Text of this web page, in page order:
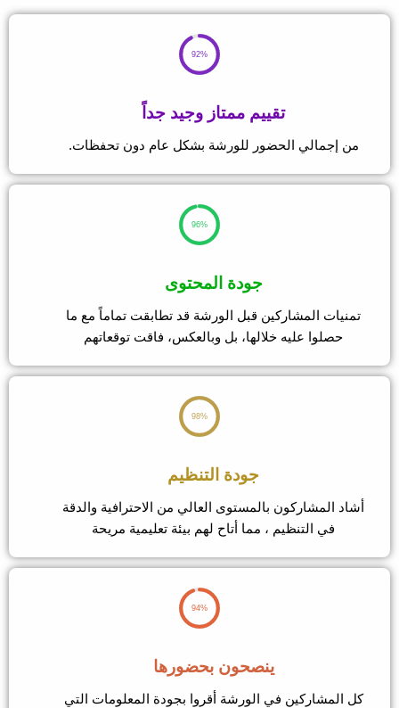
تقييم ممتاز وجيد جداً
إجمالي الحضور للورشة بشكل عام دون تحفظات.
جودة المحتوى
المشاركين قبل الورشة قد تطابقت تماماً مع ما
حصلوا عليه خلالها، بل وبالعكس، فاقت توقعاتهم
جودة التنظيم
المشاركون بالمستوى العالي من الاحترافية والدقة
في التنظيم ، مما أتاح لهم بيئة تعليمية مريحة
ينصحون بحضورها
المشاركين في الورشة أقروا بجودة المعلومات التي